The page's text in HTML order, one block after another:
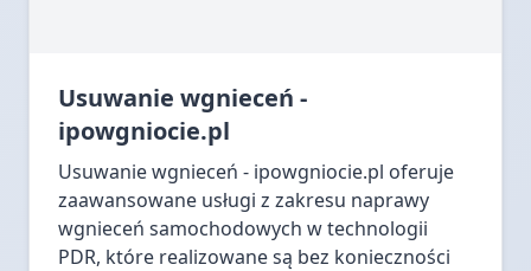
Usuwanie wgnieceń -
ipowgniocie.pl
Usuwanie wgnieceń - ipowgniocie.pl oferuje
zaawansowane usługi z zakresu naprawy
wgnieceń samochodowych w technologii
PDR, które realizowane są bez konieczności